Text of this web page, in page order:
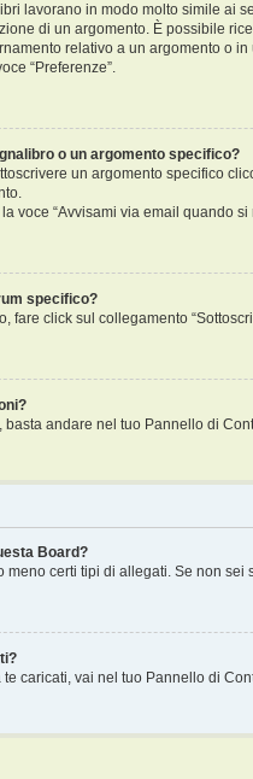
lavorano in modo molto simile ai
di un argomento. È possibile
relativo a un argomento o
“Preferenze”.
o un argomento specifico?
un argomento specifico
voce “Avvisami via email quando
specifico?
fare click sul collegamento
basta andare nel tuo Pannello di
Board?
certi tipi di allegati. Se non
caricati, vai nel tuo Pannello di